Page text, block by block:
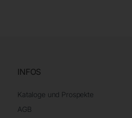
INFOS
Kataloge und Prospekte
AGB